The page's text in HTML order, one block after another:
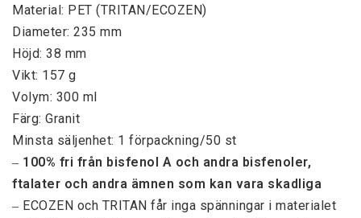
Material: PET (TRITAN/ECOZEN)
Diameter: 235 mm
Höjd: 38 mm
Vikt: 157 g
Volym: 300 ml
Färg: Granit
Minsta säljenhet: 1 förpackning/50 st
‒ 100% fri från bisfenol A och andra bisfenoler,
ftalater och andra ämnen som kan vara skadliga
‒ ECOZEN och TRITAN får inga spänningar i materialet